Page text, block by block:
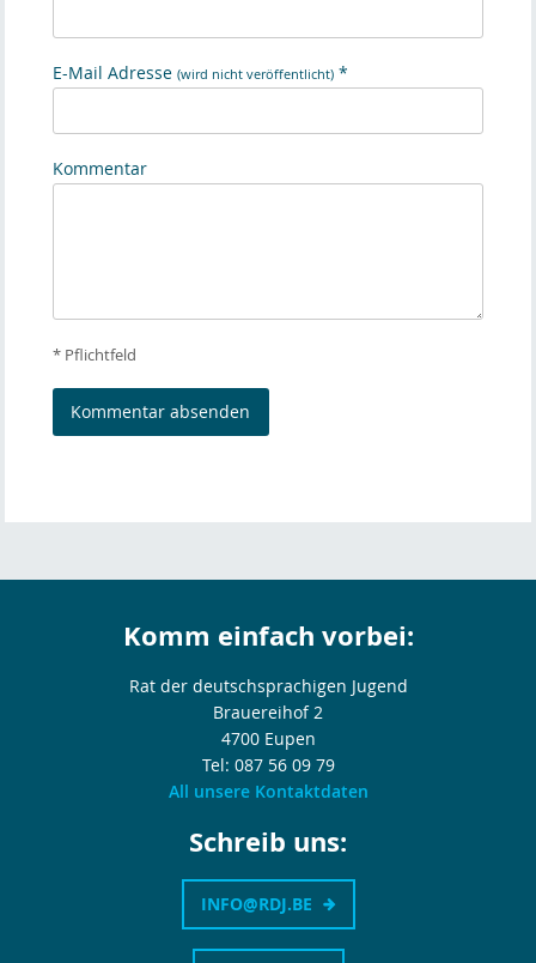
E-Mail Adresse (wird nicht veröffentlicht) *
Kommentar
* Pflichtfeld
Komm einfach vorbei:
Rat der deutschsprachigen Jugend
Brauereihof 2
4700 Eupen
Tel: 087 56 09 79
All unsere Kontaktdaten
Schreib uns:
INFO@RDJ.BE